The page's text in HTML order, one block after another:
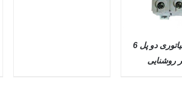
کلید مينياتوری دو پل 6
روشنایی